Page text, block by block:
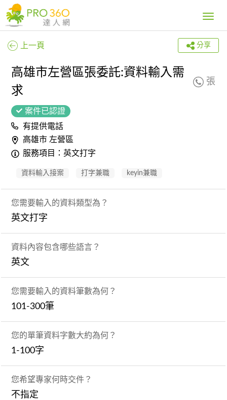
Toggle
上一頁 分享
高雄市左營區張委託:資料輸入需
求
張
案件已認證
有提供電話
高雄市 左營區
服務項目：英文打字
資料輸入接案 打字兼職 keyin兼職
您需要輸入的資料類型為？
英文打字
資料內容包含哪些語言？
英文
您需要輸入的資料筆數為何？
101-300筆
您的單筆資料字數大約為何？
1-100字
您希望專家何時交件？
不指定